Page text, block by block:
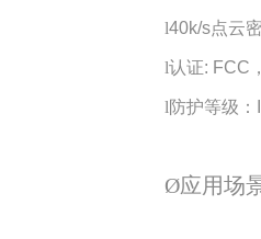
l40k/s点云
l认证: FCC ，
l防护等级：
Ø应用场